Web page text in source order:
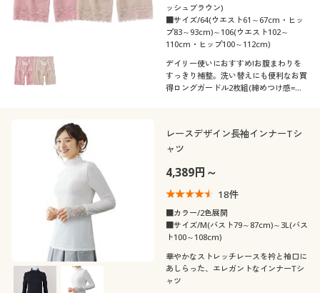
ッシュブラウン)
■サイズ/64(ウエスト61～67cm・ヒッ
プ83～93cm)～106(ウエスト102～
110cm・ヒップ100～112cm)
デイリー使いにおすすめ!お腹まわりを
すっきり補整。洗い替えにも便利なお買
得ロングガードル2枚組(締めつけ感=ミ
レースデザイン長袖インナーTシ
ャツ
4,389円～
18件
■カラー/2色展開
■サイズ/M(バスト79～87cm)～3L(バス
ト100～108cm)
華やかなストレッチレースを衿と袖口に
あしらった、エレガントなインナーTシ
ャツ